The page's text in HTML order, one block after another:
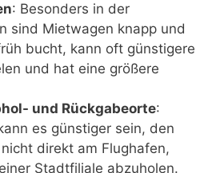
: Besonders in der
sind Mietwagen knapp und
bucht, kann oft günstigere
und hat eine größere
und Rückgabeorte:
es günstiger sein, den
direkt am Flughafen,
Stadtfiliale abzuholen.